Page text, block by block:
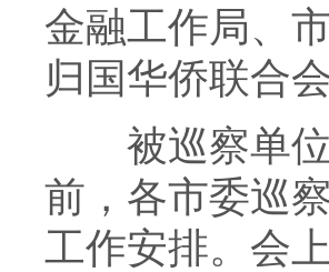
金融工作局、
归国华侨联合
被巡察单位
前，各市委巡
工作安排。会